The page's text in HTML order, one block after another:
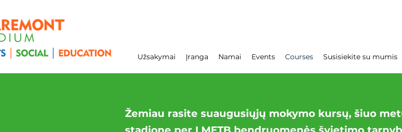
Užsakymai Įranga Namai Events Courses Susisiekite su mumis
Žemiau rasite suaugusiųjų mokymo kursų, šiuo